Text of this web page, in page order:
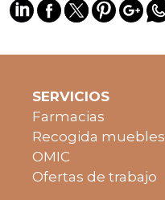
SERVICIOS
Farmacias
Recogida muebles
OMIC
Ofertas de trabajo